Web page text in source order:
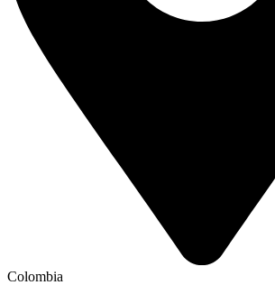
Colombia